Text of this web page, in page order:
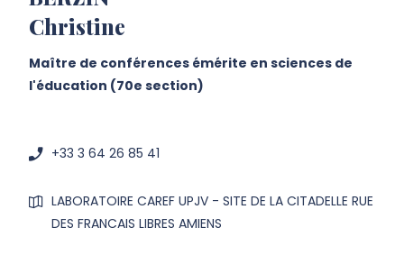
Christine
Maître de conférences émérite en sciences de
l'éducation (70e section)
+33 3 64 26 85 41
LABORATOIRE CAREF UPJV - SITE DE LA CITADELLE RUE
DES FRANCAIS LIBRES AMIENS